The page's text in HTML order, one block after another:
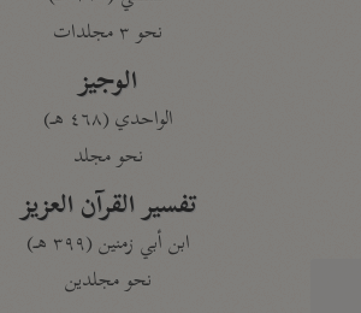
نحو ٣ مجلدات
الوجيز
الواحدي (٤٦٨ هـ)
نحو مجلد
تفسير القرآن العزيز
ابن أبي زمنين (٣٩٩ هـ)
نحو مجلدين